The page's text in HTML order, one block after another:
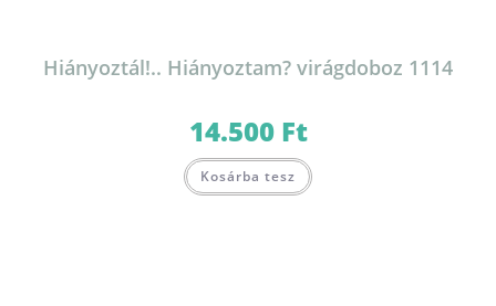
Hiányoztál!.. Hiányoztam? virágdoboz 1114
14.500 Ft
Kosárba tesz